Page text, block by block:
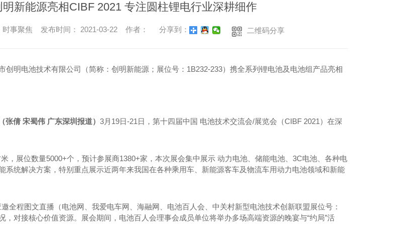
明新能源亮相CIBF 2021 专注圆柱锂电行业深耕细作
时事聚焦 发布时间： 2021-03-22 作者： 分享到： 二维码分享
明电池技术有限公司（简称：创明新能源；展位号：1B232-233）携全系列锂电池及电池组产品亮相
张倩 宋蜀伟 广东深圳报道）3月19日-21日，第十四届中国 电池技术交流会/展览会（CIBF 2021）在深
，展位数量5000+个，预计参展商1380+家，本次展会集中展示 动力电池、储能电池、3C电池、各种电
系统解决方案，特别重点展示近两年来我国在各种乘用车、新能源客车及物流车用动力电池领域和新能
全程图文直播（电池网、我爱电车网、海融网、电池百人会、中关村新型电池技术创新联盟展位号：
，对接核心价值资源。展会期间，电池百人会理事会成员单位将举办多场高端资源的晚宴与“约局”活